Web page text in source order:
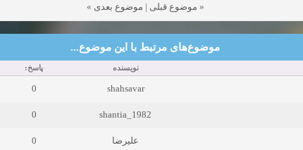
« موضوع قبلی | موضوع بعدی »
موضوع‌های مرتبط با این موضوع...
نویسنده پاسخ:
shahsavar
0
shantia_1982
0
علیرضا 0